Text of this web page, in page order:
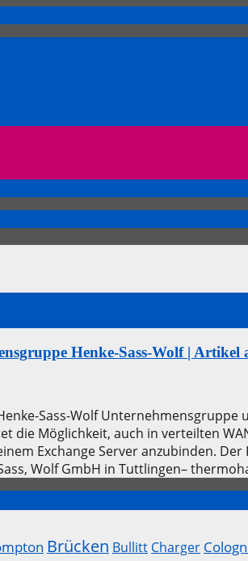
Henke-Sass-Wolf |
Sass-Wolf Unternehmensgruppe
die Möglichkeit, auch in verteilten
Exchange Server anzubinden.
Wolf GmbH in Tuttlingen–
Brücken Bullitt Charger